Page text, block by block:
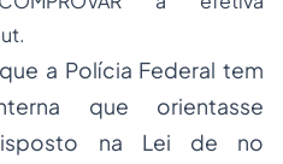
.
a Polícia Federal tem
que orientasse
na Lei de no